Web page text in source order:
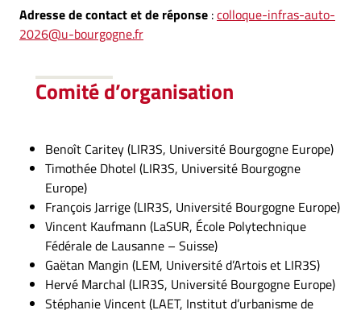
Adresse de contact et de réponse :colloque-infras-auto-
2026@u-bourgogne.fr
Comité d’organisation
Benoît Caritey (LIR3S, Université Bourgogne Europe)
Timothée Dhotel (LIR3S, Université Bourgogne
Europe)
François Jarrige (LIR3S, Université Bourgogne Europe)
Vincent Kaufmann (LaSUR, École Polytechnique
Fédérale de Lausanne – Suisse)
Gaëtan Mangin (LEM, Université d’Artois et LIR3S)
Hervé Marchal (LIR3S, Université Bourgogne Europe)
Stéphanie Vincent (LAET, Institut d’urbanisme de